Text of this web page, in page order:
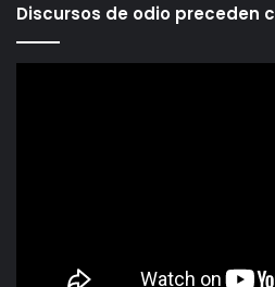
Discursos de odio preceden